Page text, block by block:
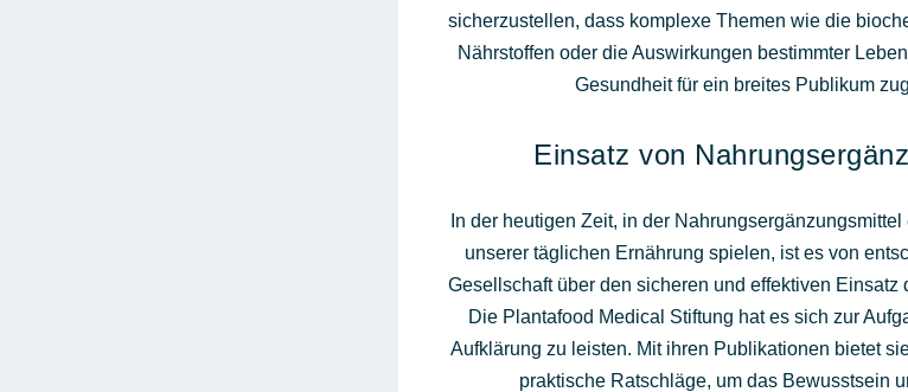
sicherzustellen, dass komplexe Themen wie die
Nährstoffen oder die Auswirkungen bestimmter
Gesundheit für ein breites Publikum
Einsatz von
In der heutigen Zeit, in der
unserer täglichen Ernährung spielen, ist es von
Gesellschaft über den sicheren und effektiven Einsatz
Die Plantafood Medical Stiftung hat es sich zur
Aufklärung zu leisten. Mit ihren Publikationen bietet
praktische Ratschläge, um das Bewusstsein